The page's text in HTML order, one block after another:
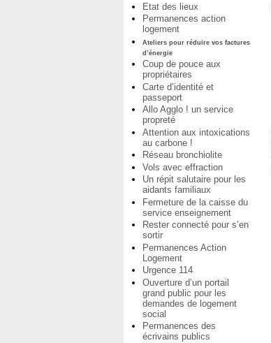
Etat des lieux
Permanences action
logement
Ateliers pour réduire vos factures
d’énergie
Coup de pouce aux
propriétaires
Carte d’identité et
passeport
Allo Agglo ! un service
propreté
Attention aux intoxications
au carbone !
Réseau bronchiolite
Vols avec effraction
Un répit salutaire pour les
aidants familiaux
Fermeture de la caisse du
service enseignement
Rester connecté pour s’en
sortir
Permanences Action
Logement
Urgence 114
Ouverture d’un portail
grand public pour les
demandes de logement
social
Permanences des
écrivains publics